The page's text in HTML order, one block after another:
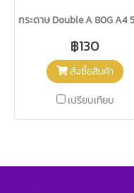
กระดาษ Double A 80G A4
฿130
สั่งซื้อสินค้า
เปรียบเทียบ